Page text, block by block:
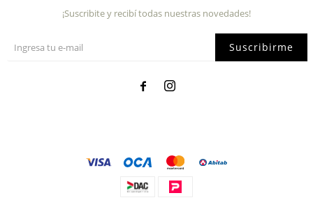
¡Suscribite y recibí todas nuestras novedades!
Suscribirme
 